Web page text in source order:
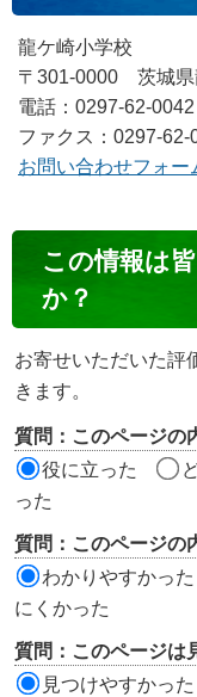
龍ケ崎小学校
〒301-0000 茨城県
電話：0297-62-0042
ファクス：0297-62-
お問い合わせフォー
ン
ン
ツ
価
ア
この情報は
か？
お寄せいただいた評
きます。
質問：このページの
役に立った
った
質問：このページの
わかりやすかった
にくかった
質問：このページは
見つけやすかった